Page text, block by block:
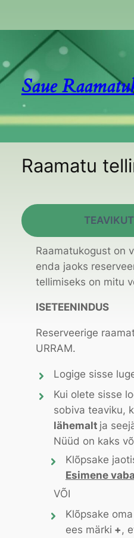
Saue
Raamatu
Raamatukogust on
enda jaoks
tellimiseks on mitu
ISETEENINDUS
Reserveerige
URRAM.
Logige sisse
Kui olete sisse
sobiva teaviku,
lähemalt ja
Nüüd on kaks
Klõpsake
Esimene vaba
VÕI
Klõpsake
ees märki + ,